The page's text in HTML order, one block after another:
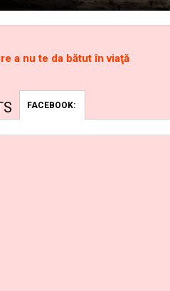
a nu te da bătut în viaţă
FACEBOOK: